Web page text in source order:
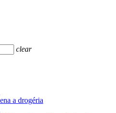
clear
a drogéria